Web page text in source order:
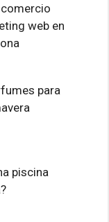
web en
para
piscina